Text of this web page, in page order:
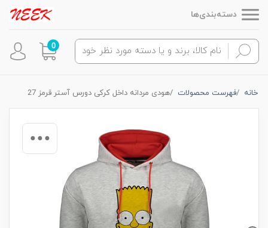
دسته‌بندی‌ها
0
خانه فهرست محصولات هودی مردانه داخل کرکی دورس آستر قرمز 27